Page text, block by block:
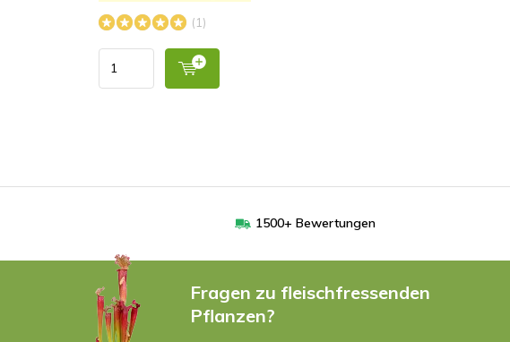
(1)
1500+ Bewertungen
Fragen zu fleischfressenden
Pflanzen?